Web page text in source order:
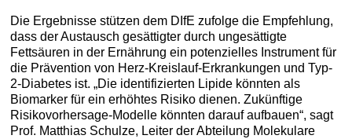
Die Ergebnisse stützen dem DIfE zufolge die Empfehlung,
dass der Austausch gesättigter durch ungesättigte
Fettsäuren in der Ernährung ein potenzielles Instrument für
die Prävention von Herz-Kreislauf-Erkrankungen und Typ-
2-Diabetes ist. „Die identifizierten Lipide könnten als
Biomarker für ein erhöhtes Risiko dienen. Zukünftige
Risikovorhersage-Modelle könnten darauf aufbauen“, sagt
Prof. Matthias Schulze, Leiter der Abteilung Molekulare